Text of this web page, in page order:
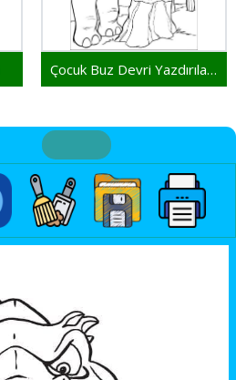
Çocuk Buz Devri Yazdırılabilir